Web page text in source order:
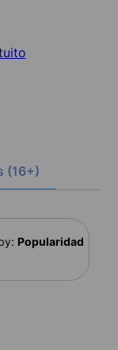
(16+)
Popularidad